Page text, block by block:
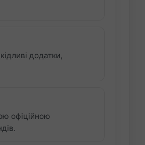
додатки,
офіційною